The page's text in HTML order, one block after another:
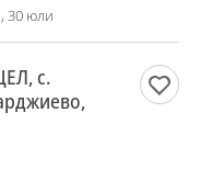
30 юли
с.